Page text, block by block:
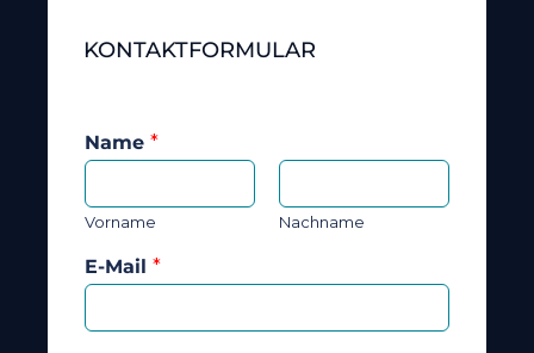
KONTAKTFORMULAR
Name *
Vorname Nachname
E-Mail *